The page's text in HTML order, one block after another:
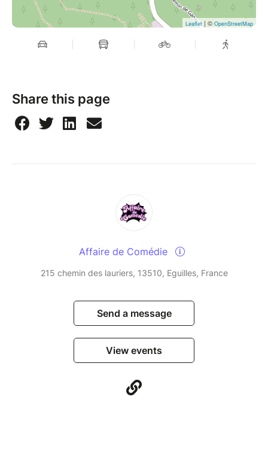
Leaflet | © OpenStreetMap
Share this page
Affaire de Comédie
215 chemin des lauriers, 13510, Eguilles, France
Send a message
View events